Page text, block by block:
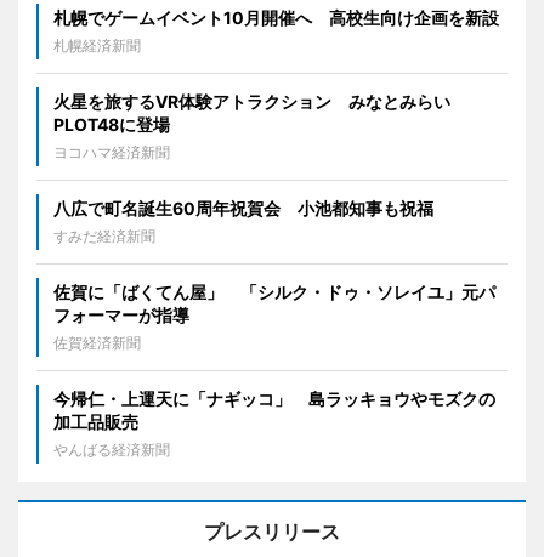
札幌でゲームイベント10月開催へ 高校生向け企画を新設
札幌経済新聞
火星を旅するVR体験アトラクション みなとみらい
PLOT48に登場
ヨコハマ経済新聞
八広で町名誕生60周年祝賀会 小池都知事も祝福
すみだ経済新聞
佐賀に「ばくてん屋」 「シルク・ドゥ・ソレイユ」元パ
フォーマーが指導
佐賀経済新聞
今帰仁・上運天に「ナギッコ」 島ラッキョウやモズクの
加工品販売
やんばる経済新聞
プレスリリース